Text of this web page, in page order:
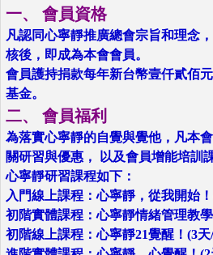
一、 會員資格
凡認同心寧靜推廣總會宗旨和理念
核後，即成為本會會員。
會員護持捐款每年新台幣壹仟貳佰
基金。
二、 會員福利
為落實心寧靜的自覺與覺他，凡本
關研習與優惠， 以及會員增能培訓
心寧靜研習課程如下：
入門線上課程：心寧靜，從我開始
初階實體課程：心寧靜情緒管理教
初階線上課程：心寧靜21覺醒！(3